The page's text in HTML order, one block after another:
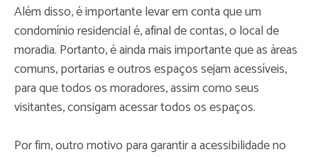
Além disso, é importante levar em conta que um
condomínio residencial é, afinal de contas, o local de
moradia. Portanto, é ainda mais importante que as áreas
comuns, portarias e outros espaços sejam acessíveis,
para que todos os moradores, assim como seus
visitantes, consigam acessar todos os espaços.
Por fim, outro motivo para garantir a acessibilidade no